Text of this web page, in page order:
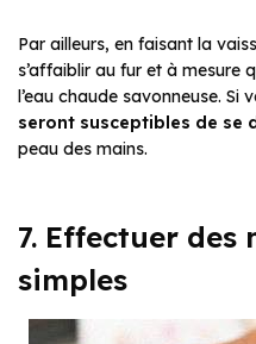
Par ailleurs, en faisant la
s’affaiblir au fur et à mesure
l’eau chaude savonneuse. Si
seront susceptibles de se
peau des mains.
7. Effectuer des
simples